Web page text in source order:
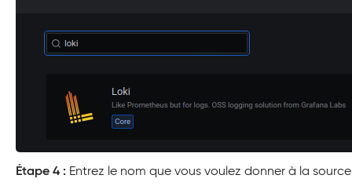
Étape 4 : Entrez le nom que vous voulez donner à la